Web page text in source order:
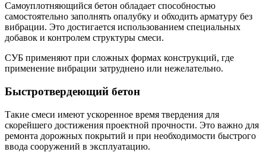
Самоуплотняющийся бетон обладает способностью
самостоятельно заполнять опалубку и обходить арматуру без
вибрации. Это достигается использованием специальных
добавок и контролем структуры смеси.
СУБ применяют при сложных формах конструкций, где
применение вибрации затруднено или нежелательно.
Быстротвердеющий бетон
Такие смеси имеют ускоренное время твердения для
скорейшего достижения проектной прочности. Это важно для
ремонта дорожных покрытий и при необходимости быстрого
ввода сооружений в эксплуатацию.